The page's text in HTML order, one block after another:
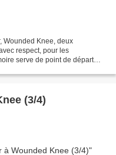
Wounded Knee, deux
respect, pour les
serve de point de départ
(3/4)